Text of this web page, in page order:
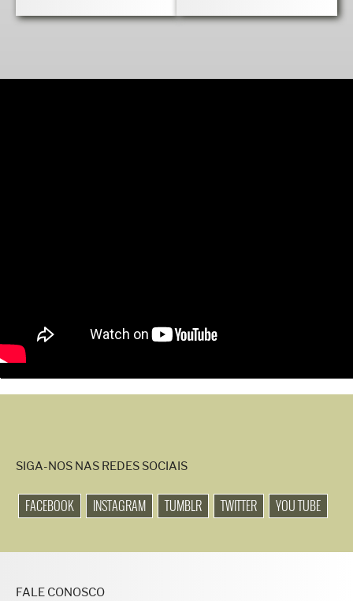
SIGA-NOS NAS REDES SOCIAIS
FACEBOOK INSTAGRAM TUMBLR TWITTER YOU TUBE
FALE CONOSCO